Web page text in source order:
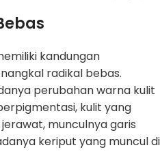
kandungan
radikal bebas.
perubahan warna kulit
kulit yang
munculnya garis
keriput yang muncul di